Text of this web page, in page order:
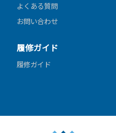
よくある質問
お問い合わせ
履修ガイド
履修ガイド